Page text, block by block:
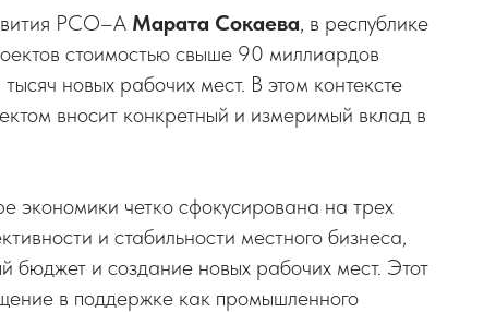
РСО–А Марата Сокаева, в республике
стоимостью свыше 90 миллиардов
новых рабочих мест. В этом контексте
вносит конкретный и измеримый вклад в
экономики четко сфокусирована на трех
и стабильности местного бизнеса,
бюджет и создание новых рабочих мест. Этот
в поддержке как промышленного